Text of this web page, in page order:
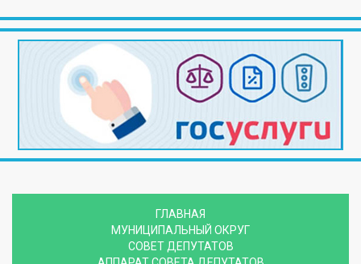
ГЛАВНАЯ
МУНИЦИПАЛЬНЫЙ ОКРУГ
СОВЕТ ДЕПУТАТОВ